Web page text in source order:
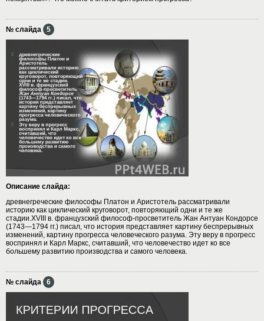
№ слайда 5
Описание слайда:
древнегреческие философы Платон и Аристотель рассматривали
историю как циклический круговорот, повторяющий одни и те же
стадии.XVIII в. французский философ-просветитель Жан Антуан Кондорсе
(1743—1794 гг.) писал, что история представляет картину беспрерывных
изменений, картину прогресса человеческого разума. Эту веру в прогресс
воспринял и Карл Маркс, считавший, что человечество идет ко все
большему развитию производства и самого человека.
№ слайда 6